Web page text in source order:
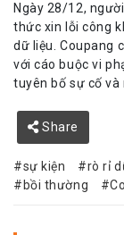
Ngày 28/12,
thức xin lỗi công
dữ liệu. Coupang
với cáo buộc vi
tuyên bố sự cố và
Share
sự kiện rò rỉ
bồi thường